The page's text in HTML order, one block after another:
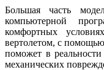
Большая часть
компьютерной
комфортных
вертолетом, с
поможет в
механических